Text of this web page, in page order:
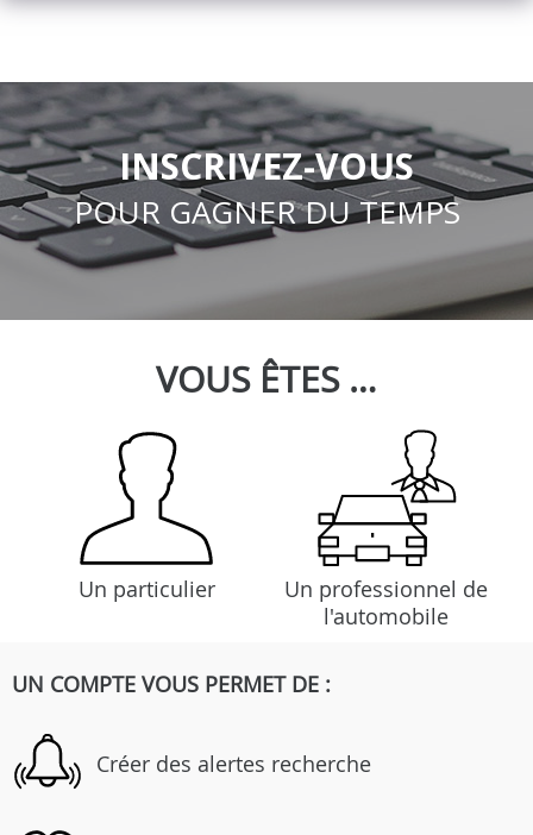
INSCRIVEZ-VOUS
POUR GAGNER DU TEMPS
VOUS ÊTES …
Un particulier
Un professionnel de
l'automobile
UN COMPTE VOUS PERMET DE :
Créer des alertes recherche